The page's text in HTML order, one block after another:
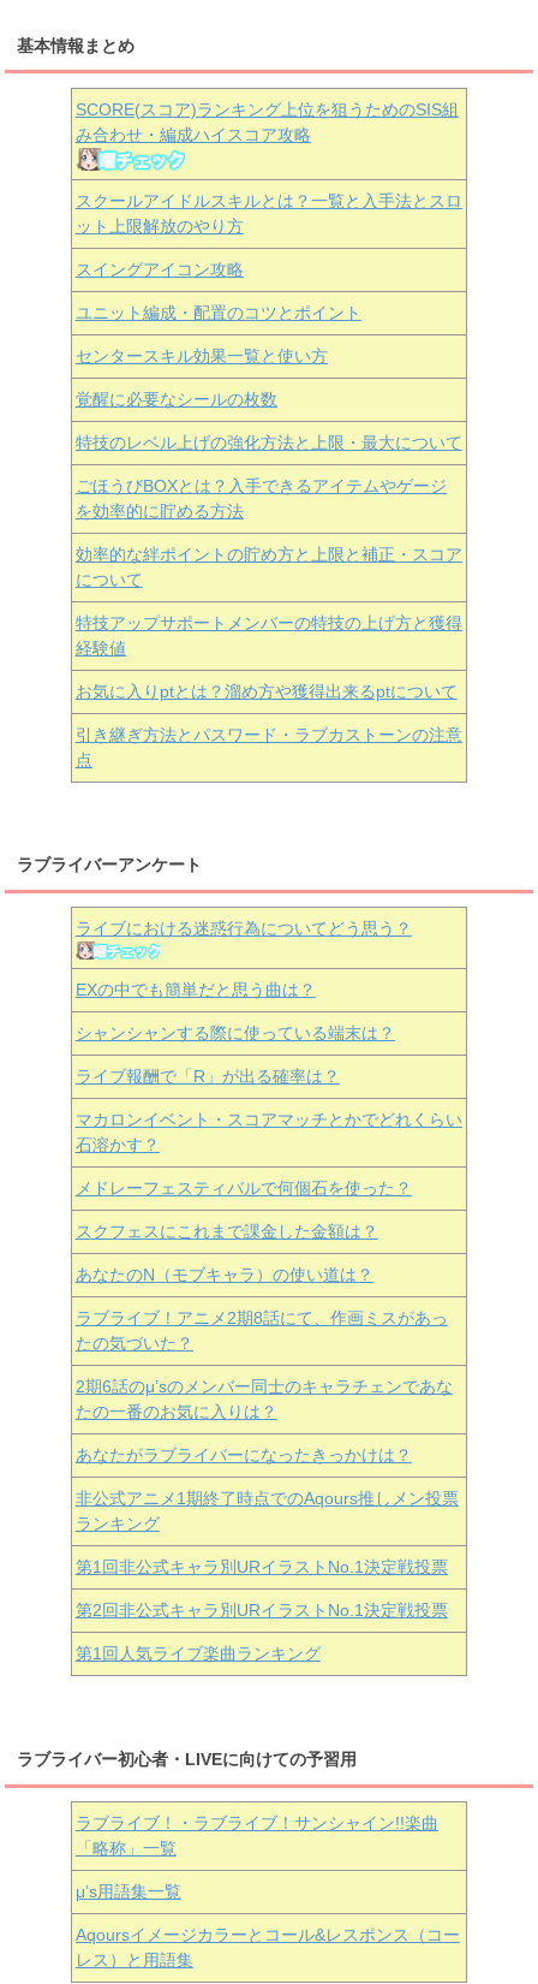
基本情報まとめ
SCORE(スコア)ランキング上位を狙うためのSIS組
み合わせ・編成ハイスコア攻略
スクールアイドルスキルとは？一覧と入手法とスロ
ット上限解放のやり方
スイングアイコン攻略
ユニット編成・配置のコツとポイント
センタースキル効果一覧と使い方
覚醒に必要なシールの枚数
特技のレベル上げの強化方法と上限・最大について
ごほうびBOXとは？入手できるアイテムやゲージ
を効率的に貯める方法
効率的な絆ポイントの貯め方と上限と補正・スコア
について
特技アップサポートメンバーの特技の上げ方と獲得
経験値
お気に入りptとは？溜め方や獲得出来るptについて
引き継ぎ方法とパスワード・ラブカストーンの注意
点
ラブライバーアンケート
ライブにおける迷惑行為についてどう思う？
EXの中でも簡単だと思う曲は？
シャンシャンする際に使っている端末は？
ライブ報酬で「R」が出る確率は？
マカロンイベント・スコアマッチとかでどれくらい
石溶かす？
メドレーフェスティバルで何個石を使った？
スクフェスにこれまで課金した金額は？
あなたのN（モブキャラ）の使い道は？
ラブライブ！アニメ2期8話にて、作画ミスがあっ
たの気づいた？
2期6話のμ’sのメンバー同士のキャラチェンであな
たの一番のお気に入りは？
あなたがラブライバーになったきっかけは？
非公式アニメ1期終了時点でのAqours推しメン投票
ランキング
第1回非公式キャラ別URイラストNo.1決定戦投票
第2回非公式キャラ別URイラストNo.1決定戦投票
第1回人気ライブ楽曲ランキング
ラブライバー初心者・LIVEに向けての予習用
ラブライブ！・ラブライブ！サンシャイン!!楽曲
「略称」一覧
μ’s用語集一覧
Aqoursイメージカラーとコール&レスポンス（コー
レス）と用語集